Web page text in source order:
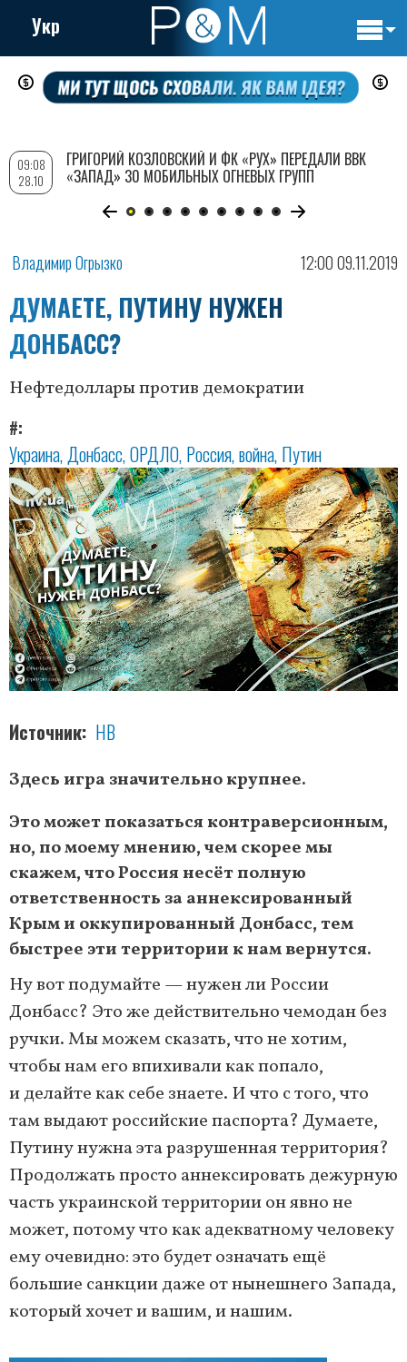
Перейти
содержанию
Укр
Владимир Огрызко 12:00 09.11.2019
ДУМАЕТЕ, ПУТИНУ НУЖЕН
ДОНБАСС?
Нефтедоллары против демократии
#
Украина Донбасс ОРДЛО Россия война Путин
Источник НВ
Здесь игра значительно крупнее.
Это может показаться контраверсионным,
но, по моему мнению, чем скорее мы
скажем, что Россия несёт полную
ответственность за аннексированный
Крым и оккупированный Донбасс, тем
быстрее эти территории к нам вернутся.
Ну вот подумайте — нужен ли России
Донбасс? Это же действительно чемодан без
ручки. Мы можем сказать, что не хотим,
чтобы нам его впихивали как попало,
и делайте как себе знаете. И что с того, что
там выдают российские паспорта? Думаете,
Путину нужна эта разрушенная территория?
Продолжать просто аннексировать дежурную
часть украинской территории он явно не
может, потому что как адекватному человеку
ему очевидно: это будет означать ещё
большие санкции даже от нынешнего Запада,
который хочет и вашим, и нашим.
09:08
28.10
ГРИГОРИЙ КОЗЛОВСКИЙ И ФК «РУХ» ПЕРЕДАЛИ ВВК
«ЗАПАД» 30 МОБИЛЬНЫХ ОГНЕВЫХ ГРУПП